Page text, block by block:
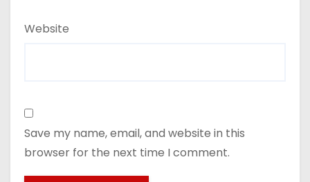
Website
Save my name, email, and website in this
browser for the next time I comment.